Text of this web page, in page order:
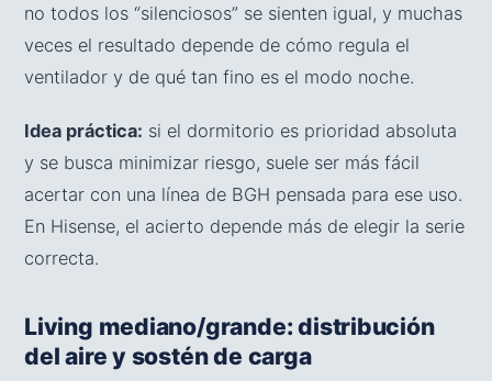
no todos los “silenciosos” se sienten igual, y muchas
veces el resultado depende de cómo regula el
ventilador y de qué tan fino es el modo noche.
Idea práctica: si el dormitorio es prioridad absoluta
y se busca minimizar riesgo, suele ser más fácil
acertar con una línea de BGH pensada para ese uso.
En Hisense, el acierto depende más de elegir la serie
correcta.
Living mediano/grande: distribución
del aire y sostén de carga